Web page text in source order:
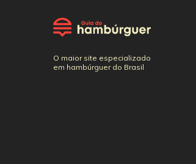
O maior site especializado
em hambúrguer do Brasil